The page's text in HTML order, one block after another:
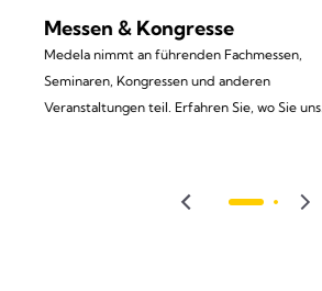
Messen & Kongresse
Medela nimmt an führenden Fachmessen,
Seminaren, Kongressen und anderen
Veranstaltungen teil. Erfahren Sie, wo Sie uns